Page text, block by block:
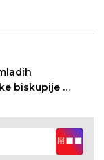
biskupije u